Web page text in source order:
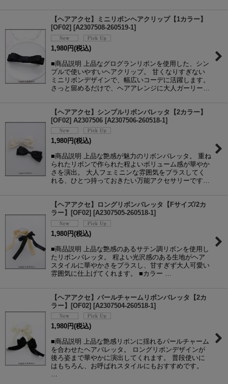
【ヘアアクセ】ミニリボンヘアクリップ【1カラー】
[OF02] [A2307508-260519-1]
1,980 円(税込)
■商品説明 上品なグログランリボンを使用した、シン
プルで使いやすいヘアクリップ。 甘くなりすぎない
ミニリボンデザインで、幅広いコーデに活躍します。
さっと留めるだけで、ヘアアレンジに大人ガーリー…
【ヘアアクセ】シンプルリボンバレッタ【2カラー】
[OF02] A2307506 [A2307506-260518-1]
1,980 円(税込)
■商品説明 上品な艶感が魅力のリボンバレッタ。 重ね
られたリボンで作られた程よいボリューム感が華やか
さを演出。 大人フェミニンな雰囲気をプラスしてく
れる、ひとつ持っておきたい万能アクセサリーです…
【ヘアアクセ】ロングリボンバレッタ【Fサイズ/2カ
ラー】[OF02] [A2307505-260518-1]
1,980 円(税込)
■商品説明 上品な艶感のあるサテン調リボンを使用し
たリボンバレッタ。 程よい光沢感のある生地がヘア
スタイルに華やかさをプラスし、甘すぎず大人可愛い
雰囲気に仕上げてくれます。 ■カラー …
【ヘアアクセ】パールチャームリボンバレッタ【2カ
ラー】[OF02] [A2307504-260518-1]
1,980 円(税込)
■商品説明 上品な艶感リボンに揺れるパールチャーム
を合わせたヘアバレッタ。 ロングリボンデザインが
後ろ姿まで華やかに演出してくれます。 普段使いに
はもちろん、お呼ばれスタイルにもおすすめです。
…